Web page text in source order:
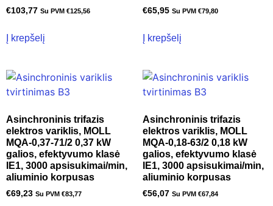
€103,77 Su PVM €125,56
Į krepšelį
€65,95 Su PVM €79,80
Į krepšelį
Asinchroninis trifazis
elektros variklis, MOLL
MQA-0,37-71/2 0,37 kW
galios, efektyvumo klasė
IE1, 3000 apsisukimai/min,
aliuminio korpusas
€69,23 Su PVM €83,77
Asinchroninis trifazis
elektros variklis, MOLL
MQA-0,18-63/2 0,18 kW
galios, efektyvumo klasė
IE1, 3000 apsisukimai/min,
aliuminio korpusas
€56,07 Su PVM €67,84